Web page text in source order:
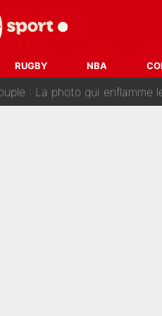
RUGBY NBA
Bayern Munich sur son
de l’été !
: La photo qui enflamme